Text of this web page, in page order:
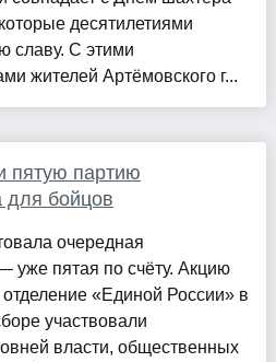
десятилетиями
славу. С этими
жителей Артёмовского г...
пятую партию
для бойцов
очередная
уже пятая по счёту. Акцию
«Единой России» в
участвовали
власти, общественных